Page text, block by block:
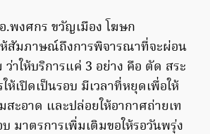
.พงศกร ขวัญเมือง โฆษก
ห้สัมภาษณ์ถึงการพิจารณาที่จะผ่อน
าให้บริการแค่ 3 อย่าง คือ ตัด สระ
ห้เปิดเป็นรอบ มีเวลาที่หยุดเพื่อให้
ะอาด และปล่อยให้อากาศถ่ายเท
มาตรการเพิ่มเติมขอให้รอวันพรุ่ง